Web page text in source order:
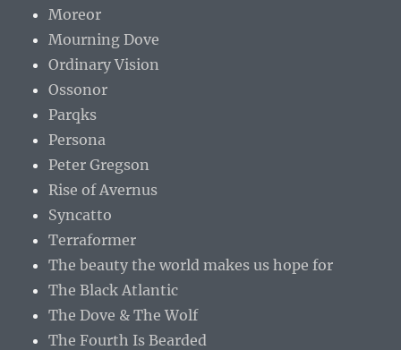
Moreor
Mourning Dove
Ordinary Vision
Ossonor
Parqks
Persona
Peter Gregson
Rise of Avernus
Syncatto
Terraformer
The beauty the world makes us hope for
The Black Atlantic
The Dove & The Wolf
The Fourth Is Bearded